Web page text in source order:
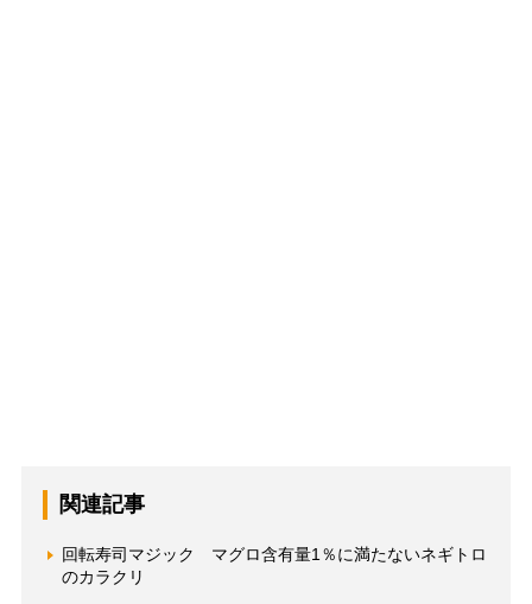
関連記事
回転寿司マジック マグロ含有量1％に満たないネギトロ
のカラクリ